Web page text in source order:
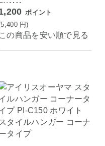
ポイント
円)
この商品を安い順で見る